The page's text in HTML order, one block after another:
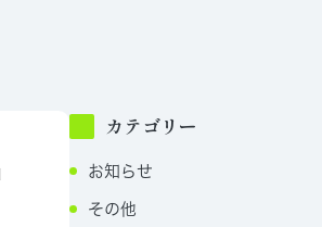
カテゴリー
お知らせ
その他